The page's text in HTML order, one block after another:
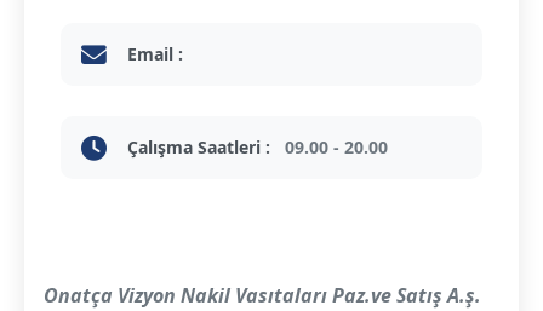
Email :
Çalışma Saatleri : 09.00 - 20.00
Onatça Vizyon Nakil Vasıtaları Paz.ve Satış A.ş.